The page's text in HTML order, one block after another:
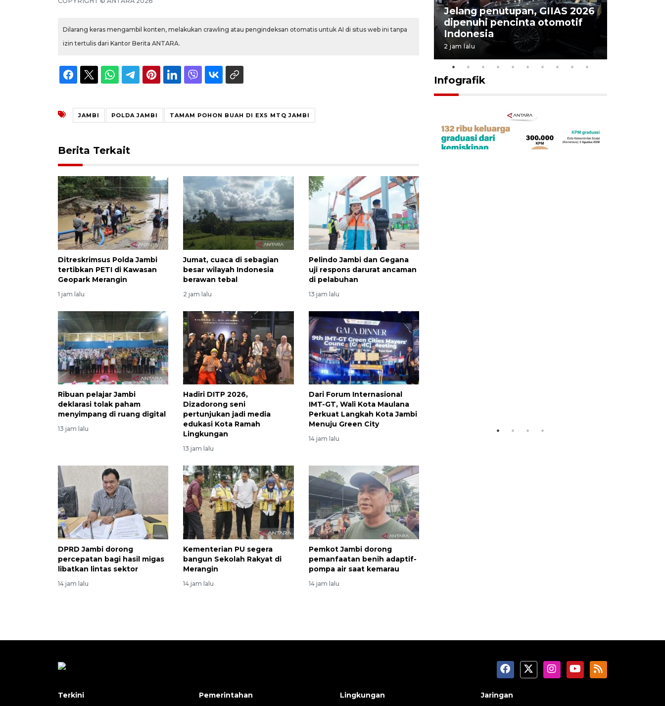
Dilarang keras mengambil konten, melakukan crawling atau pengindeksan otomatis untuk AI di situs web ini tanpa
izin tertulis dari Kantor Berita ANTARA.
JAMBI POLDA JAMBI TAMAM POHON BUAH DI EXS MTQ JAMBI
Berita Terkait
Ditreskrimsus Polda Jambi
tertibkan PETI di Kawasan
Geopark Merangin
1 jam lalu
Jumat, cuaca di sebagian
besar wilayah Indonesia
berawan tebal
2 jam lalu
Pelindo Jambi dan Gegana
uji respons darurat ancaman
di pelabuhan
13 jam lalu
Ribuan pelajar Jambi
deklarasi tolak paham
menyimpang di ruang digital
13 jam lalu
Hadiri DITP 2026,
Dizadorong seni
pertunjukan jadi media
edukasi Kota Ramah
Lingkungan
13 jam lalu
Dari Forum Internasional
IMT-GT, Wali Kota Maulana
Perkuat Langkah Kota Jambi
Menuju Green City
14 jam lalu
DPRD Jambi dorong
percepatan bagi hasil migas
libatkan lintas sektor
14 jam lalu
Kementerian PU segera
bangun Sekolah Rakyat di
Merangin
14 jam lalu
Pemkot Jambi dorong
pemanfaatan benih adaptif-
pompa air saat kemarau
14 jam lalu
hingga 80 persen
Jelang penutupan, GIIAS 2026
dipenuhi pencinta otomotif
Indonesia
2 jam lalu
Infografik
Vaksin HPV untuk siswa laki-
2026-08-06 06:30:00
Terkini Pemerintahan Lingkungan Jaringan